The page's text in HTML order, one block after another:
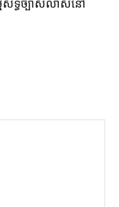
មសិទ្ធិ​ច្បាស់លាស់​នៅ​